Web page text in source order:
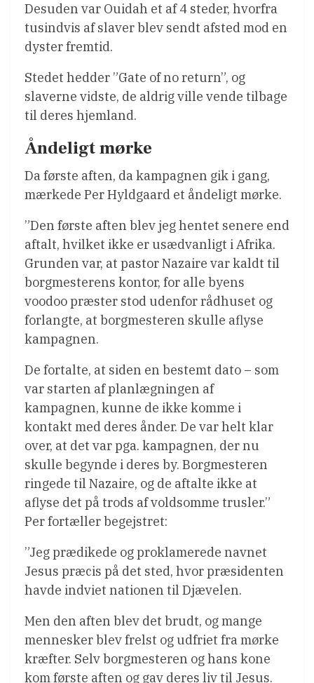
Desuden var Ouidah et af 4 steder, hvorfra
tusindvis af slaver blev sendt afsted mod en
dyster fremtid.
Stedet hedder ”Gate of no return”, og
slaverne vidste, de aldrig ville vende tilbage
til deres hjemland.
Åndeligt mørke
Da første aften, da kampagnen gik i gang,
mærkede Per Hyldgaard et åndeligt mørke.
”Den første aften blev jeg hentet senere end
aftalt, hvilket ikke er usædvanligt i Afrika.
Grunden var, at pastor Nazaire var kaldt til
borgmesterens kontor, for alle byens
voodoo præster stod udenfor rådhuset og
forlangte, at borgmesteren skulle aflyse
kampagnen.
De fortalte, at siden en bestemt dato – som
var starten af planlægningen af
kampagnen, kunne de ikke komme i
kontakt med deres ånder. De var helt klar
over, at det var pga. kampagnen, der nu
skulle begynde i deres by. Borgmesteren
ringede til Nazaire, og de aftalte ikke at
aflyse det på trods af voldsomme trusler.”
Per fortæller begejstret:
”Jeg prædikede og proklamerede navnet
Jesus præcis på det sted, hvor præsidenten
havde indviet nationen til Djævelen.
Men den aften blev det brudt, og mange
mennesker blev frelst og udfriet fra mørke
kræfter. Selv borgmesteren og hans kone
kom første aften og gav deres liv til Jesus.